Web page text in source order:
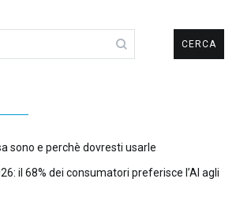
sono e perchè dovresti usarle
il 68% dei consumatori preferisce l’AI agli